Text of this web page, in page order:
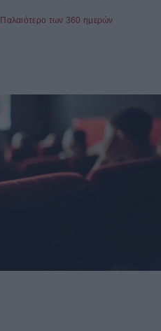
Παλαιότερο των 360 ημερών